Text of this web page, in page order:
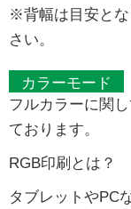
※背幅は目安と
さい。
カラーモード
フルカラーに関
ております。
RGB印刷とは？
タブレットやPC